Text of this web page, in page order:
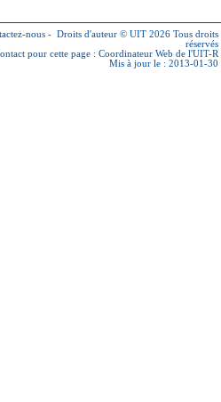
nous - Droits d'auteur © UIT 2026 Tous droits
réservés
pour cette page : Coordinateur Web de l'UIT-R
Mis à jour le : 2013-01-30